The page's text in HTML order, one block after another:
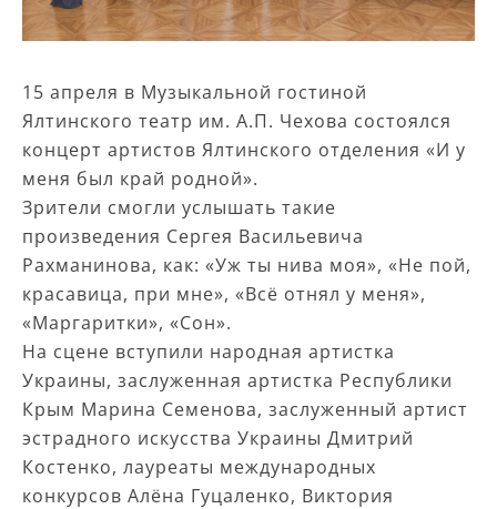
15 апреля в Музыкальной гостиной
Ялтинского театр им. А.П. Чехова состоялся
концерт артистов Ялтинского отделения «И у
меня был край родной».
Зрители смогли услышать такие
произведения Сергея Васильевича
Рахманинова, как: «Уж ты нива моя», «Не пой,
красавица, при мне», «Всё отнял у меня»,
«Маргаритки», «Сон».
На сцене вступили народная артистка
Украины, заслуженная артистка Республики
Крым Марина Семенова, заслуженный артист
эстрадного искусства Украины Дмитрий
Костенко, лауреаты международных
конкурсов Алёна Гуцаленко, Виктория